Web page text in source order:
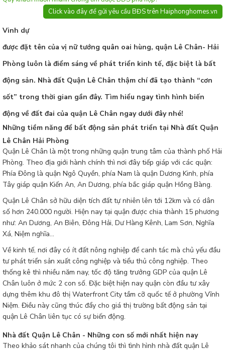
Click vào đây để gửi yêu cầu BĐS trên Haiphonghomes.vn
Vinh dự
được đặt tên của vị nữ tướng quân oai hùng, quận Lê Chân- Hải
Phòng luôn là điểm sáng về phát triển kinh tế, đặc biệt là bất
động sản. Nhà đất Quận Lê Chân thậm chí đã tạo thành “cơn
sốt” trong thời gian gần đây. Tìm hiểu ngay tình hình biến
động về đất đai của quận Lê Chân ngay dưới đây nhé!
Những tiềm năng để bất động sản phát triển tại Nhà đất Quận
Lê Chân Hải Phòng
Quận Lê Chân là một trong những quận trung tâm của thành phố Hải
Phòng. Theo địa giới hành chính thì nơi đây tiếp giáp với các quận:
Phía Đông là quận Ngô Quyền, phía Nam là quận Dương Kinh, phía
Tây giáp quận Kiến An, An Dương, phía bắc giáp quận Hồng Bàng.
Quận Lê Chân sở hữu diện tích đất tự nhiên lên tới 12km và có dân
số hơn 240.000 người. Hiện nay tại quận được chia thành 15 phương
như: An Dương, An Biên, Đông Hải, Dư Hàng Kênh, Lam Sơn, Nghĩa
Xá, Niệm nghĩa...
Về kinh tế, nơi đây có ít đất nông nghiệp để canh tác mà chủ yếu đầu
tư phát triển sản xuất công nghiệp và tiểu thủ công nghiệp. Theo
thống kê thì nhiều năm nay, tốc độ tăng trưởng GDP của quận Lê
Chân luôn ở mức 2 con số. Đặc biệt hiện nay quận còn đầu tư xây
dựng thêm khu đô thị Waterfront City tầm cỡ quốc tế ở phường Vĩnh
Niệm. Điều này cũng thúc đẩy cho giá thị trường bất động sản tại
quận Lê Chân liên tục có sự biến động.
Nhà đất Quận Lê Chân - Những con số mới nhất hiện nay
Theo khảo sát nhanh của chúng tôi thì tình hình nhà đất quận Lê